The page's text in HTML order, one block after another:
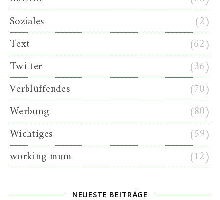
Soziales
(2)
Text
(62)
Twitter
(36)
Verblüffendes
(70)
Werbung
(80)
Wichtiges
(59)
working mum
(12)
NEUESTE BEITRÄGE